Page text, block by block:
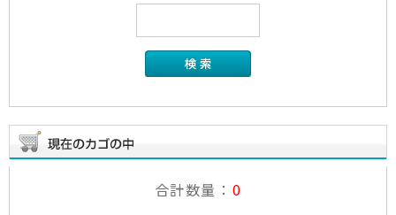
合計数量： 0